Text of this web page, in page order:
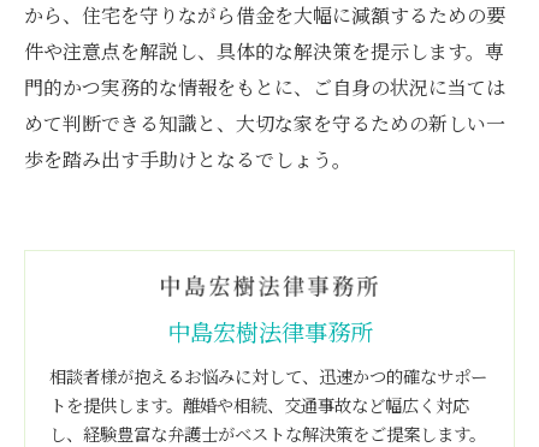
から、住宅を守りながら借金を大幅に減額するための要
件や注意点を解説し、具体的な解決策を提示します。専
門的かつ実務的な情報をもとに、ご自身の状況に当ては
めて判断できる知識と、大切な家を守るための新しい一
歩を踏み出す手助けとなるでしょう。
中島宏樹法律事務所
相談者様が抱えるお悩みに対して、迅速かつ的確なサポー
トを提供します。離婚や相続、交通事故など幅広く対応
し、経験豊富な弁護士がベストな解決策をご提案します。